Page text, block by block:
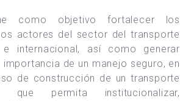
como objetivo fortalecer los
actores del sector del transporte
e internacional, así como generar
de un manejo seguro, en
de construcción de un transporte
que permita institucionalizar,